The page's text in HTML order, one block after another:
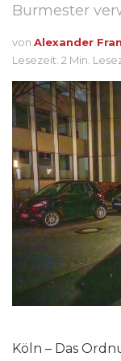
Burmester
von Alexander
Lesezeit: 2 Min.
Köln – Das